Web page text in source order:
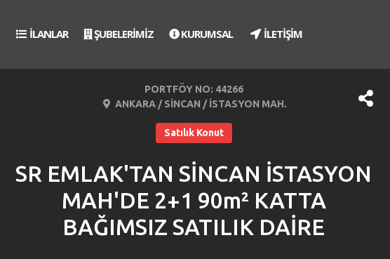
İLANLAR ŞUBELERİMİZ KURUMSAL İLETİŞİM
PORTFÖY NO: 44266
ANKARA / SİNCAN / İSTASYON MAH.
Satılık Konut
SR EMLAK'TAN SİNCAN İSTASYON
MAH'DE 2+1 90m² KATTA
BAĞIMSIZ SATILIK DAİRE